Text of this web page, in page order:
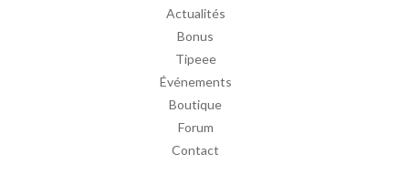
Actualités
Bonus
Tipeee
Événements
Boutique
Forum
Contact